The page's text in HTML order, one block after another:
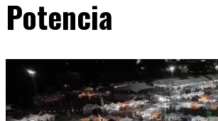
Potencia